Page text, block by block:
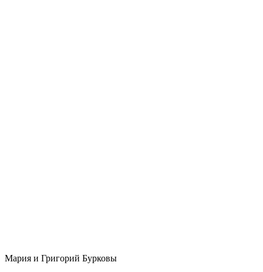
Мария и Григорий Бурковы